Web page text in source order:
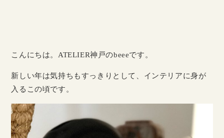
こんにちは。ATELIER神戸のbeeeです。
新しい年は気持ちもすっきりとして、インテリアに身が
入るこの頃です。